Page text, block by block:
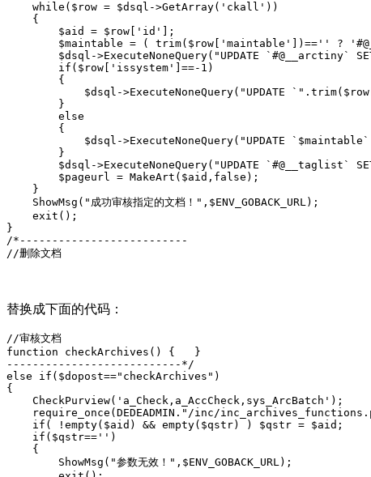
    while($row = $dsql->GetArray('ckall'))
    {
        $aid = $row['id'];
$maintable = ( trim($row['maintable'])=='' ?
$dsql->ExecuteNoneQuery("UPDATE `#@__arctiny`
        if($row['issystem']==-1)
        {
$dsql->ExecuteNoneQuery("UPDATE
        }
        else
        {
$dsql->ExecuteNoneQuery("UPDATE
        }
$dsql->ExecuteNoneQuery("UPDATE `#@__taglist`
        $pageurl = MakeArt($aid,false);
    }
    ShowMsg("成功审核指定的文档！",$ENV_GOBACK_URL);
    exit();
}
/*--------------------------
//删除文档
替换成下面的代码：
//审核文档
function checkArchives() {   }
---------------------------*/
else if($dopost=="checkArchives")
{
    CheckPurview('a_Check,a_AccCheck,sys_ArcBatch');
require_once(DEDEADMIN."/inc/
    if( !empty($aid) && empty($qstr) ) $qstr = $aid;
    if($qstr=='')
    {
        ShowMsg("参数无效！",$ENV_GOBACK_URL);